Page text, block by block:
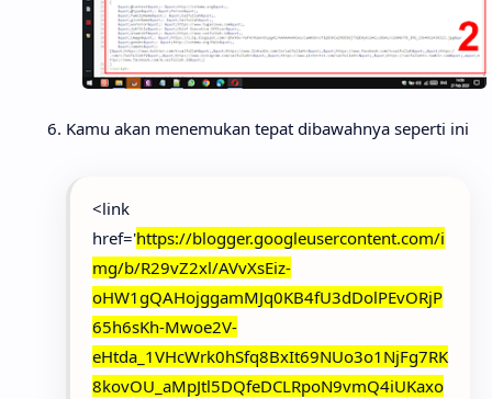
Kamu akan menemukan tepat dibawahnya seperti ini
<link
href='https://blogger.googleusercontent.com/i
mg/b/R29vZ2xl/AVvXsEiz-
oHW1gQAHojggamMJq0KB4fU3dDolPEvORjP
65h6sKh-Mwoe2V-
eHtda_1VHcWrk0hSfq8BxIt69NUo3o1NjFg7RK
8kovOU_aMpJtl5DQfeDCLRpoN9vmQ4iUKaxo